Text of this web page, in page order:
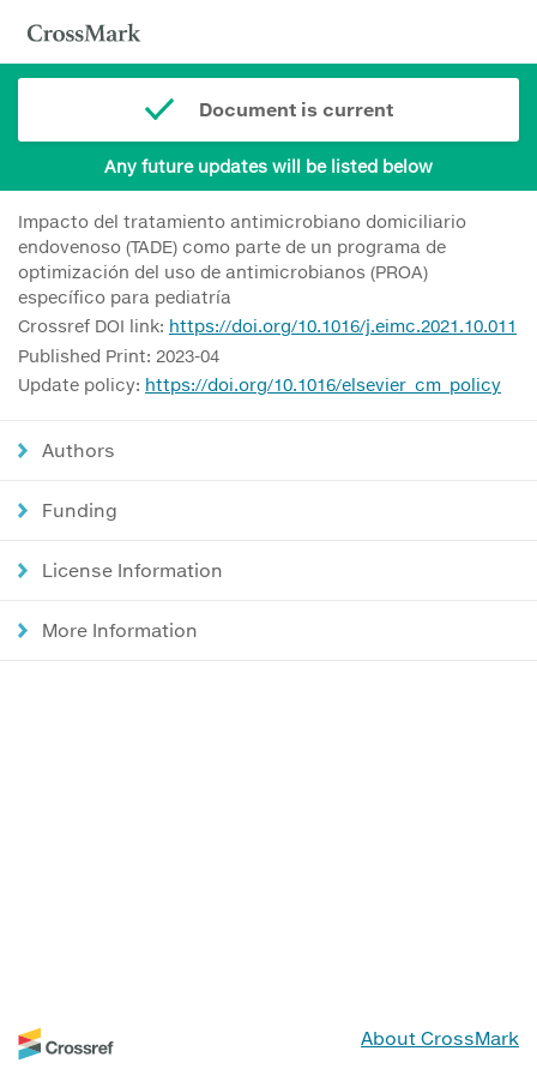
Document is current
Any future updates will be listed below
Impacto del tratamiento antimicrobiano domiciliario
endovenoso (TADE) como parte de un programa de
optimización del uso de antimicrobianos (PROA)
específico para pediatría
Crossref DOI link: https://doi.org/10.1016/j.eimc.2021.10.011
Published Print: 2023-04
Update policy: https://doi.org/10.1016/elsevier_cm_policy
Authors
Funding
License Information
More Information
About CrossMark